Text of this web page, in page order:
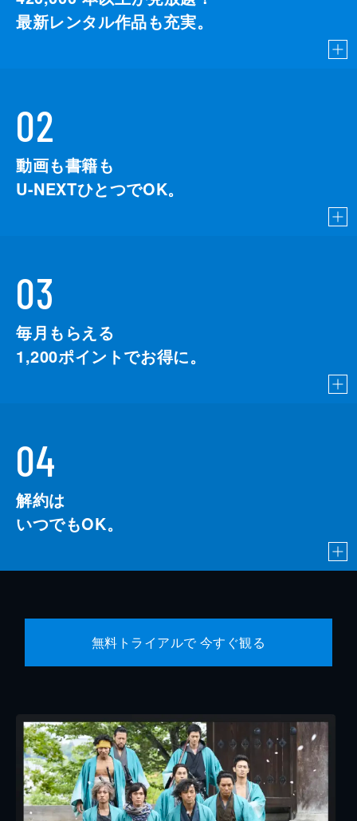
最新レンタル作品も充実。
02
動画も書籍も
U-NEXTひとつでOK。
03
毎月もらえる
1,200ポイントでお得に。
04
解約は
いつでもOK。
無料トライアルで 今すぐ観る